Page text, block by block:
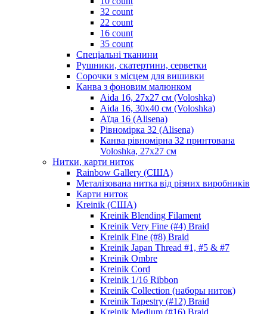
32 count
22 count
16 count
35 count
Спеціальні тканини
Рушники, скатертини, серветки
Сорочки з місцем для вишивки
Канва з фоновим малюнком
Aida 16, 27х27 см (Voloshka)
Aida 16, 30х40 см (Voloshka)
Аїда 16 (Alisena)
Рівномірка 32 (Alisena)
Канва рівномірна 32 принтована
Voloshka, 27х27 см
Нитки, карти ниток
Rainbow Gallery (США)
Металізована нитка від різних виробників
Карти ниток
Kreinik (США)
Kreinik Blending Filament
Kreinik Very Fine (#4) Braid
Kreinik Fine (#8) Braid
Kreinik Japan Thread #1, #5 & #7
Kreinik Ombre
Kreinik Cord
Kreinik 1/16 Ribbon
Kreinik Collection (наборы ниток)
Kreinik Tapestry (#12) Braid
Kreinik Medium (#16) Braid